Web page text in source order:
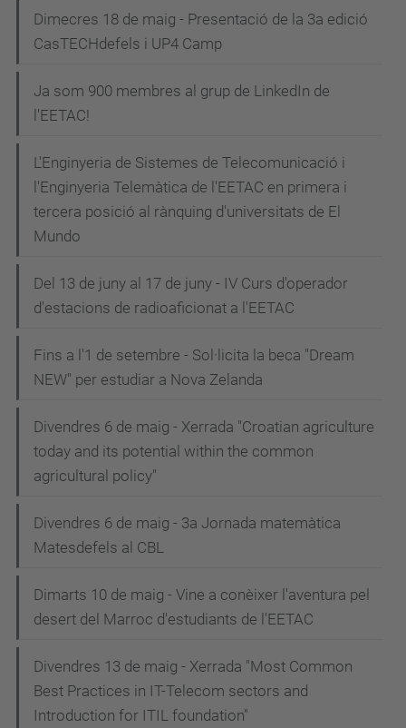
Dimecres 18 de maig - Presentació de la 3a edició
CasTECHdefels i UP4 Camp
Ja som 900 membres al grup de LinkedIn de
l'EETAC!
L'Enginyeria de Sistemes de Telecomunicació i
l'Enginyeria Telemàtica de l'EETAC en primera i
tercera posició al rànquing d'universitats de El
Mundo
Del 13 de juny al 17 de juny - IV Curs d'operador
d'estacions de radioaficionat a l'EETAC
Fins a l'1 de setembre - Sol·licita la beca "Dream
NEW" per estudiar a Nova Zelanda
Divendres 6 de maig - Xerrada "Croatian agriculture
today and its potential within the common
agricultural policy"
Divendres 6 de maig - 3a Jornada matemàtica
Matesdefels al CBL
Dimarts 10 de maig - Vine a conèixer l'aventura pel
desert del Marroc d'estudiants de l'EETAC
Divendres 13 de maig - Xerrada "Most Common
Best Practices in IT-Telecom sectors and
Introduction for ITIL foundation"